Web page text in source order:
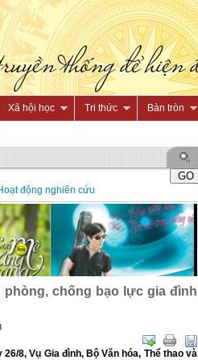
Xã hội học Tri thức Bàn tròn
động nghiên cứu
chống bạo lực gia đình
26/8, Vụ Gia đình, Bộ Văn hóa, Thể thao và